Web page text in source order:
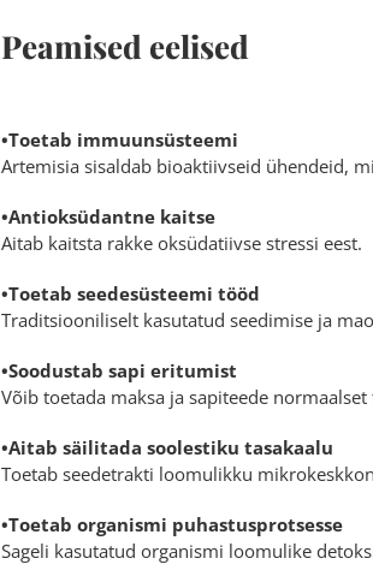
Peamised eelised
•Toetab immuunsüsteemi
Artemisia sisaldab bioaktiivseid ühendeid,
•Antioksüdantne kaitse
Aitab kaitsta rakke oksüdatiivse stressi eest.
•Toetab seedesüsteemi tööd
Traditsiooniliselt kasutatud seedimise ja
•Soodustab sapi eritumist
Võib toetada maksa ja sapiteede
•Aitab säilitada soolestiku tasakaalu
Toetab seedetrakti loomulikku
•Toetab organismi puhastusprotsesse
Sageli kasutatud organismi loomulike